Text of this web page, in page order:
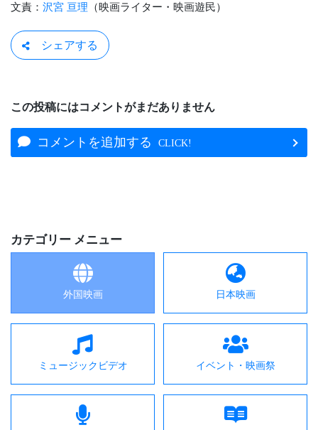
文責： 沢宮 亘理 （映画ライター・映画遊民）
シェアする
この投稿にはコメントがまだありません
コメントを追加する CLICK!
カテゴリー メニュー
外国映画 日本映画
ミュージックビデオ イベント・映画祭